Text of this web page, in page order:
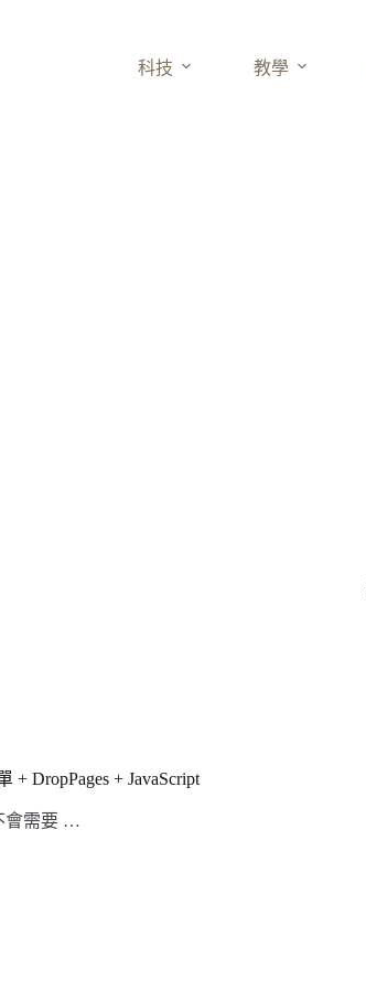
科技 教學
DropPages + JavaScript
會需要 …